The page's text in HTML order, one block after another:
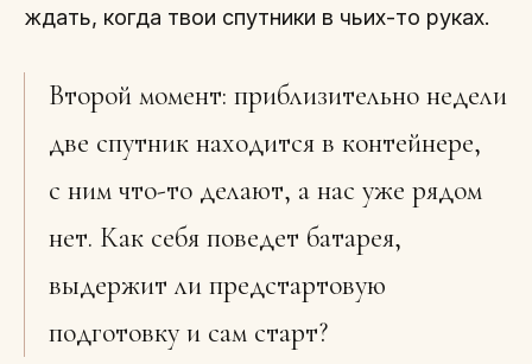
ждать, когда твои спутники в чьих-то руках.
Второй момент: приблизительно недели
две спутник находится в контейнере,
с ним что-то делают, а нас уже рядом
нет. Как себя поведет батарея,
выдержит ли предстартовую
подготовку и сам старт?